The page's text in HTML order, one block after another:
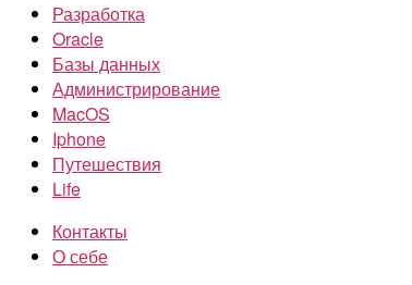
Разработка
Oracle
Базы данных
Администрирование
MacOS
Iphone
Путешествия
Life
Контакты
О себе